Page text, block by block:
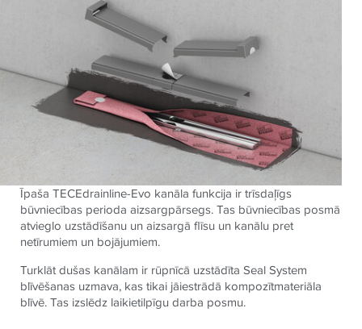
Īpaša TECEdrainline-Evo kanāla funkcija ir trīsdaļīgs
būvniecības perioda aizsargpārsegs. Tas būvniecības posmā
atvieglo uzstādīšanu un aizsargā flīsu un kanālu pret
netīrumiem un bojājumiem.
Turklāt dušas kanālam ir rūpnīcā uzstādīta Seal System
blīvēšanas uzmava, kas tikai jāiestrādā kompozītmateriāla
blīvē. Tas izslēdz laikietilpīgu darba posmu.